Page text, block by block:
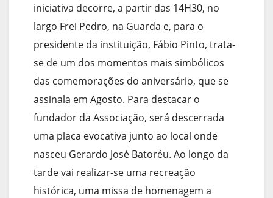
iniciativa decorre, a partir das 14H30, no
largo Frei Pedro, na Guarda e, para o
presidente da instituição, Fábio Pinto, trata-
se de um dos momentos mais simbólicos
das comemorações do aniversário, que se
assinala em Agosto. Para destacar o
fundador da Associação, será descerrada
uma placa evocativa junto ao local onde
nasceu Gerardo José Batoréu. Ao longo da
tarde vai realizar-se uma recreação
histórica, uma missa de homenagem a